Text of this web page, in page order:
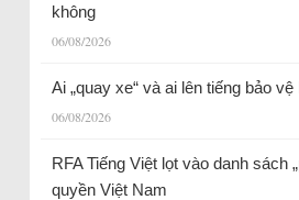
không
06/08/2026
Ai „quay xe“ và ai lên tiếng bảo
06/08/2026
RFA Tiếng Việt lọt vào danh sách
quyền Việt Nam